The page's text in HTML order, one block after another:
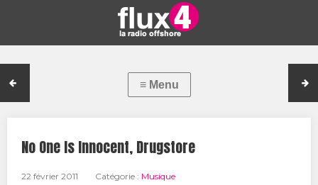
No One Is Innocent, Drugstore
22 février 2011 Catégorie : Musique